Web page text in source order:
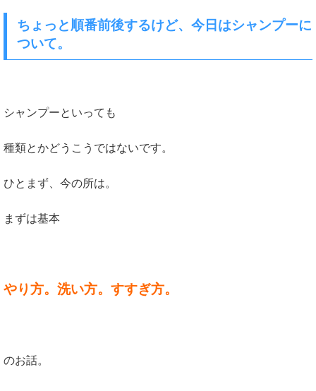
ちょっと順番前後するけど、今日はシャンプーに
ついて。
シャンプーといっても
種類とかどうこうではないです。
ひとまず、今の所は。
まずは基本
やり方。洗い方。すすぎ方。
のお話。